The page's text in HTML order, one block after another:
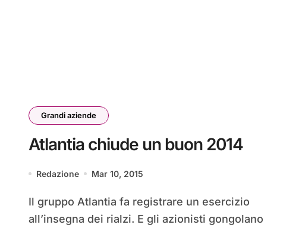
Grandi aziende
Atlantia chiude un buon 2014
Redazione Mar 10, 2015
Il gruppo Atlantia fa registrare un esercizio
all’insegna dei rialzi. E gli azionisti gongolano